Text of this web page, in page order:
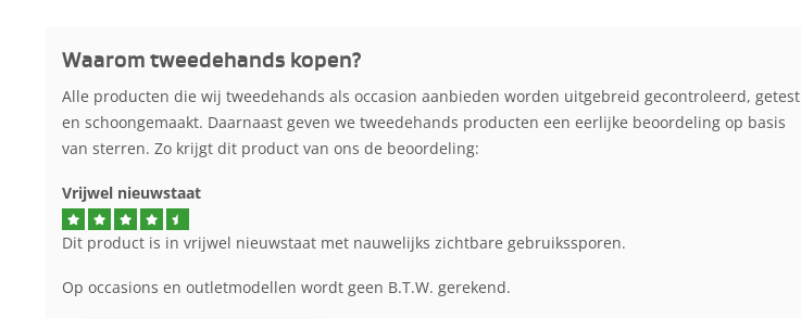
Waarom tweedehands kopen?
Alle producten die wij tweedehands als occasion aanbieden worden uitgebreid gecontroleerd, getest
en schoongemaakt. Daarnaast geven we tweedehands producten een eerlijke beoordeling op basis
van sterren. Zo krijgt dit product van ons de beoordeling:
Vrijwel nieuwstaat
Dit product is in vrijwel nieuwstaat met nauwelijks zichtbare gebruikssporen.
Op occasions en outletmodellen wordt geen B.T.W. gerekend.